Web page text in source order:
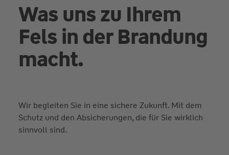
Was uns zu Ihrem
Fels in der Brandung
macht.
Wir begleiten Sie in eine sichere Zukunft. Mit dem
Schutz und den Absicherungen, die für Sie wirklich
sinnvoll sind.